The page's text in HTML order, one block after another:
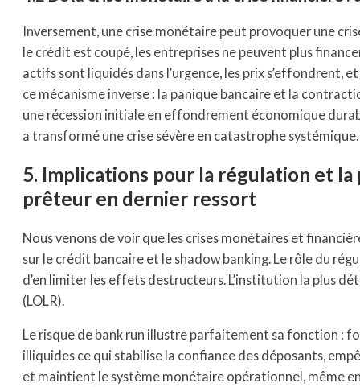
Inversement, une crise monétaire peut provoquer une
le crédit est coupé, les entreprises ne peuvent plus
actifs sont liquidés dans l’urgence, les prix s’effondrent,
ce mécanisme inverse : la panique bancaire et la
une récession initiale en effondrement économique
a transformé une crise sévère en catastrophe systémique.
5. Implications pour la régulation et
prêteur en dernier ressort
Nous venons de voir que les crises monétaires et
sur le crédit bancaire et le shadow banking. Le rôle du
d’en limiter les effets destructeurs. L’institution la plus
(LOLR).
Le risque de bank run illustre parfaitement sa fonction :
illiquides ce qui stabilise la confiance des déposants,
et maintient le système monétaire opérationnel, même